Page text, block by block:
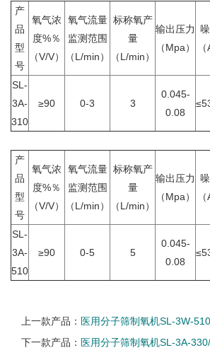
产
品
型
号
氧气浓
度%％
（V/V）
氧气流量
监测范围
（L/min）
标称氧产
量
（L/min）
输出压力
（Mpa）
（
SL-
3A-
310
≥90 0-3 3
0.045-
0.08
产
品
型
号
氧气浓
度%％
（V/V）
氧气流量
监测范围
（L/min）
标称氧产
量
（L/min）
输出压力
（Mpa）
（
SL-
3A-
510
≥90 0-5 5
0.045-
0.08
上一款产品： 医用分子筛制氧机SL-3W-
下一款产品： 医用分子筛制氧机SL-3A-